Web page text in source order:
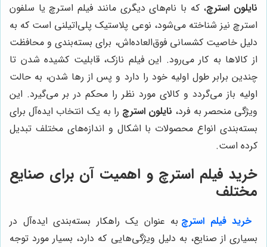
نایلون استرچ، که با نام‌های دیگری مانند فیلم استرچ یا سلفون
استرچ نیز شناخته می‌شود، نوعی پلاستیک پلی‌اتیلنی است که به
دلیل خاصیت کشسانی فوق‌العاده‌اش، برای بسته‌بندی و محافظت
از کالاها به کار می‌رود. این فیلم نازک، قابلیت کشیده شدن تا
چندین برابر طول اولیه خود را دارد و پس از رها شدن، به حالت
اولیه باز می‌گردد و کالای مورد نظر را محکم در بر می‌گیرد. این
ویژگی منحصر به فرد، نایلون استرچ را به یک انتخاب ایده‌آل برای
بسته‌بندی انواع محصولات با اشکال و اندازه‌های مختلف تبدیل
کرده است.
خرید فیلم استرچ و اهمیت آن برای صنایع
مختلف
خرید فیلم استرچ به عنوان یک راهکار بسته‌بندی ایده‌آل در
بسیاری از صنایع، به دلیل ویژگی‌هایی که دارد، بسیار مورد توجه